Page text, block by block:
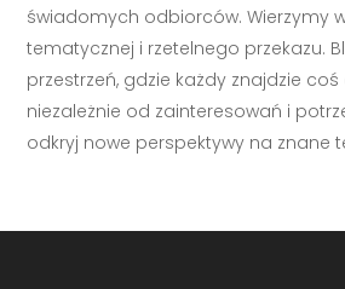
świadomych odbiorców. Wierzymy
tematycznej i rzetelnego przekazu.
przestrzeń, gdzie każdy znajdzie
niezależnie od zainteresowań i
odkryj nowe perspektywy na znane